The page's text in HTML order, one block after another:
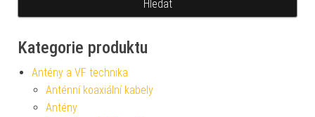
Kategorie produktu
Antény a VF technika
Anténní koaxiální kabely
Antény